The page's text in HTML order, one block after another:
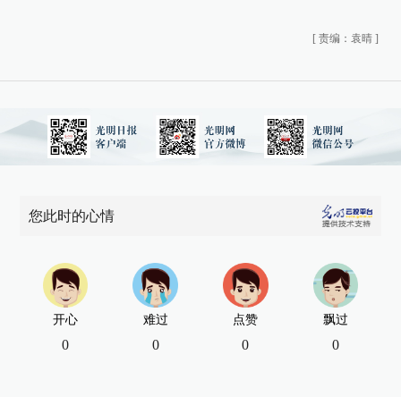
[ 责编：袁晴 ]
您此时的心情
开心
0
难过
0
点赞
0
飘过
0